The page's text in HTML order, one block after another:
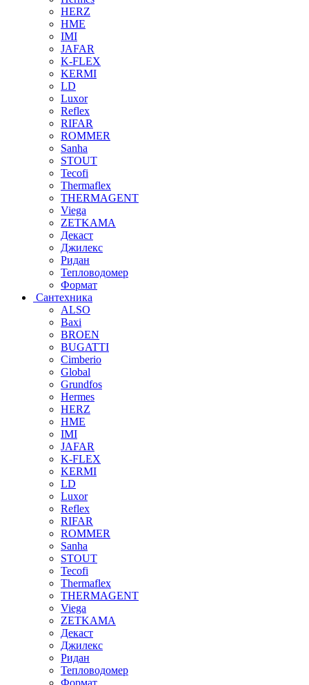
HERZ
HME
IMI
JAFAR
K-FLEX
KERMI
LD
Luxor
Reflex
RIFAR
ROMMER
Sanha
STOUT
Tecofi
Thermaflex
THERMAGENT
Viega
ZETKAMA
Декаст
Джилекс
Ридан
Тепловодомер
Формат
Сантехника
ALSO
Baxi
BROEN
BUGATTI
Cimberio
Global
Grundfos
Hermes
HERZ
HME
IMI
JAFAR
K-FLEX
KERMI
LD
Luxor
Reflex
RIFAR
ROMMER
Sanha
STOUT
Tecofi
Thermaflex
THERMAGENT
Viega
ZETKAMA
Декаст
Джилекс
Ридан
Тепловодомер
Формат